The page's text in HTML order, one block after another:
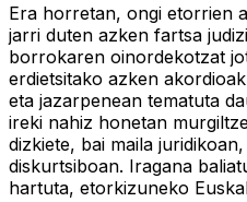
Era horretan, ongi etorrien
jarri duten azken fartsa
borrokaren oinordekotzat
erdietsitako azken
eta jazarpenean tematuta
ireki nahiz honetan
dizkiete, bai maila
diskurtsiboan. Iragana
hartuta, etorkizuneko